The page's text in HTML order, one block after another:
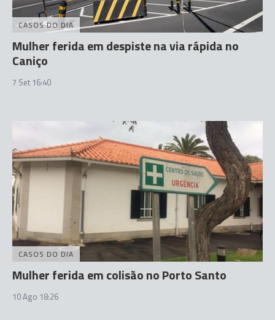
CASOS DO DIA
Mulher ferida em despiste na via rápida no
Caniço
7 Set 16:40
CASOS DO DIA
Mulher ferida em colisão no Porto Santo
10 Ago 18:26